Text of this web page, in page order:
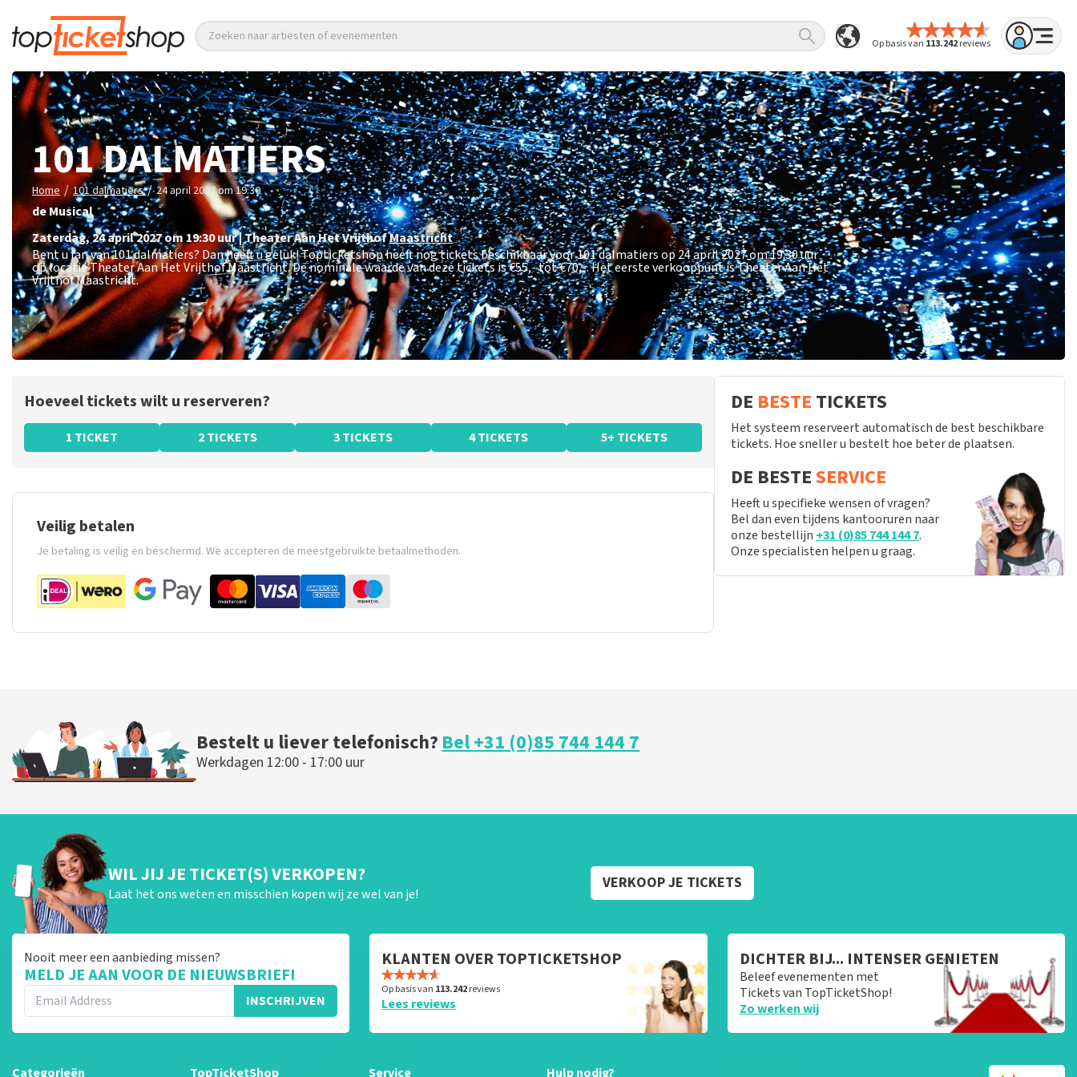
Op basis van 113.242reviews
Zoeken naar artiesten of evenementen
101 DALMATIERS
Home / 101 dalmatiers / 24 april 2027 om 19:30
de Musical
zaterdag,24 april 2027 om 19:30uur|Theater Aan Het VrijthofMaastricht
Bent u fan van 101 dalmatiers? Dan heeft u geluk! Topticketshop heeft nog tickets beschikbaar voor 101 dalmatiers op 24 april 2027 om 19:30 uur
op locatie Theater Aan Het Vrijthof Maastricht. De nominale waarde van deze tickets is€55,- tot €70,-. Het eerste verkooppunt is Theater Aan Het
Vrijthof Maastricht.
Hoeveel tickets wilt u reserveren?
1 TICKET 2 TICKETS 3 TICKETS 4 TICKETS 5+ TICKETS
Veilig betalen
Je betaling is veilig en beschermd. We accepteren de meestgebruikte betaalmethoden.
DE BESTE TICKETS
Het systeem reserveert automatisch de best beschikbare
tickets. Hoe sneller u bestelt hoe beter de plaatsen.
DE BESTESERVICE
Heeft u specifieke wensen of vragen?
Bel dan even tijdens kantooruren naar
onze bestellijn +31 (0)85 744 144 7.
Onze specialisten helpen u graag.
Bestelt u liever telefonisch?Bel +31 (0)85 744 144 7
Werkdagen 12:00 - 17:00 uur
WIL JIJ JE TICKET(S) VERKOPEN?
Laat het ons weten en misschien kopen wij ze wel van je!
VERKOOP JE TICKETS
Nooit meer een aanbieding missen?
MELD JE AAN VOOR DE NIEUWSBRIEF!
INSCHRIJVEN
KLANTEN OVER TOPTICKETSHOP
Op basis van 113.242reviews
Lees reviews
DICHTER BIJ... INTENSER GENIETEN
Beleef evenementen met
Tickets van TopTicketShop!
Zo werken wij
Categorieën TopTicketShop Service Hulp nodig?